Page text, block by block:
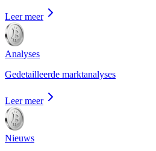
Leer meer
Analyses
Gedetailleerde marktanalyses
Leer meer
Nieuws